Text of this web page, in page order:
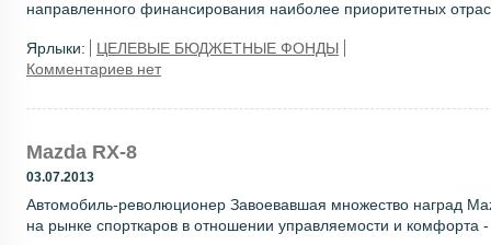
направленного финансирования наиболее приоритетных
Ярлыки:
ЦЕЛЕВЫЕ БЮДЖЕТНЫЕ ФОНДЫ
Комментариев нет
Mazda RX-8
03.07.2013
Автомобиль-революционер Завоевавшая множество наград
на рынке спорткаров в отношении управляемости и комфорта